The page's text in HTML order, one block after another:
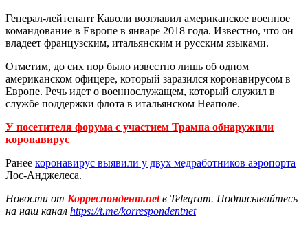
Генерал-лейтенант Каволи возглавил американское военное
командование в Европе в январе 2018 года. Известно, что он
владеет французским, итальянским и русским языками.
Отметим, до сих пор было известно лишь об одном
американском офицере, который заразился коронавирусом в
Европе. Речь идет о военнослужащем, который служил в
службе поддержки флота в итальянском Неаполе.
У посетителя форума с участием Трампа обнаружили
коронавирус
Ранее коронавирус выявили у двух медработников аэропорта
Лос-Анджелеса.
Новости от Корреспондент.netв Telegram. Подписывайтесь
на наш канал https://t.me/korrespondentnet